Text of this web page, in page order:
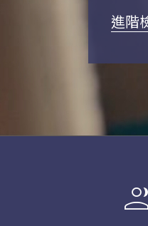
進階